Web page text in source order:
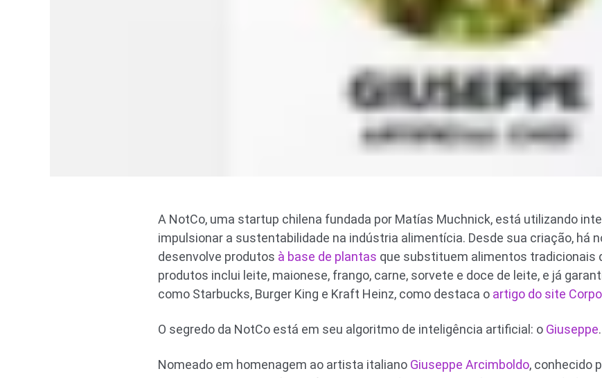
A NotCo, uma startup chilena fundada por Matías Muchnick, está utilizando
impulsionar a sustentabilidade na indústria alimentícia. Desde sua criação, há
desenvolve produtos à base de plantas que substituem alimentos tradicionais
produtos inclui leite, maionese, frango, carne, sorvete e doce de leite, e já
como Starbucks, Burger King e Kraft Heinz, como destaca o artigo do site
O segredo da NotCo está em seu algoritmo de inteligência artificial: o Giuseppe.
Nomeado em homenagem ao artista italiano Giuseppe Arcimboldo, conhecido